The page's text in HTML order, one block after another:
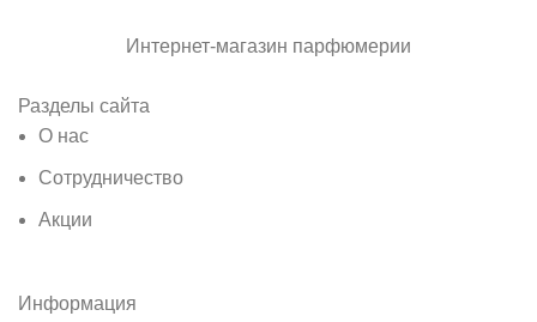
Интернет-магазин парфюмерии
Разделы сайта
О нас
Сотрудничество
Акции
Информация